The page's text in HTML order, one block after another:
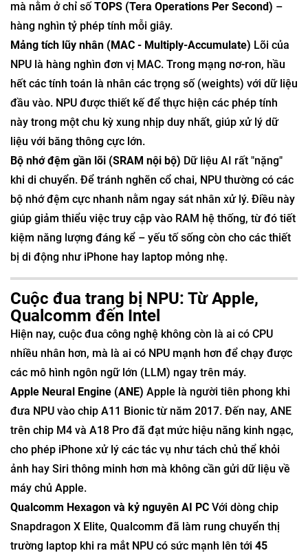
mà nằm ở chỉ sốTOPS (Tera Operations Per Second) –
hàng nghìn tỷ phép tính mỗi giây.
Mảng tích lũy nhân (MAC - Multiply-Accumulate) Lõi của
NPU là hàng nghìn đơn vị MAC. Trong mạng nơ-ron, hầu
hết các tính toán là nhân các trọng số (weights) với dữ liệu
đầu vào. NPU được thiết kế để thực hiện các phép tính
này trong một chu kỳ xung nhịp duy nhất, giúp xử lý dữ
liệu với băng thông cực lớn.
Bộ nhớ đệm gần lõi (SRAM nội bộ) Dữ liệu AI rất "nặng"
khi di chuyển. Để tránh nghẽn cổ chai, NPU thường có các
bộ nhớ đệm cực nhanh nằm ngay sát nhân xử lý. Điều này
giúp giảm thiểu việc truy cập vào RAM hệ thống, từ đó tiết
kiệm năng lượng đáng kể – yếu tố sống còn cho các thiết
bị di động như iPhone hay laptop mỏng nhẹ.
Cuộc đua trang bị NPU: Từ Apple,
Qualcomm đến Intel
Hiện nay, cuộc đua công nghệ không còn là ai có CPU
nhiều nhân hơn, mà là ai có NPU mạnh hơn để chạy được
các mô hình ngôn ngữ lớn (LLM) ngay trên máy.
Apple Neural Engine (ANE) Apple là người tiên phong khi
đưa NPU vào chip A11 Bionic từ năm 2017. Đến nay, ANE
trên chip M4 và A18 Pro đã đạt mức hiệu năng kinh ngạc,
cho phép iPhone xử lý các tác vụ như tách chủ thể khỏi
ảnh hay Siri thông minh hơn mà không cần gửi dữ liệu về
máy chủ Apple.
Qualcomm Hexagon và kỷ nguyên AI PC Với dòng chip
Snapdragon X Elite, Qualcomm đã làm rung chuyển thị
trường laptop khi ra mắt NPU có sức mạnh lên tới 45